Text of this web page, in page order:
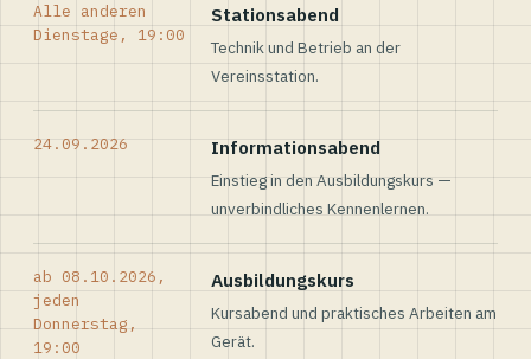
Alle anderen
Dienstage, 19:00
Stationsabend
Technik und Betrieb an der
Vereinsstation.
24.09.2026 Informationsabend
Einstieg in den Ausbildungskurs —
unverbindliches Kennenlernen.
ab 08.10.2026,
jeden
Donnerstag,
19:00
Ausbildungskurs
Kursabend und praktisches Arbeiten am
Gerät.